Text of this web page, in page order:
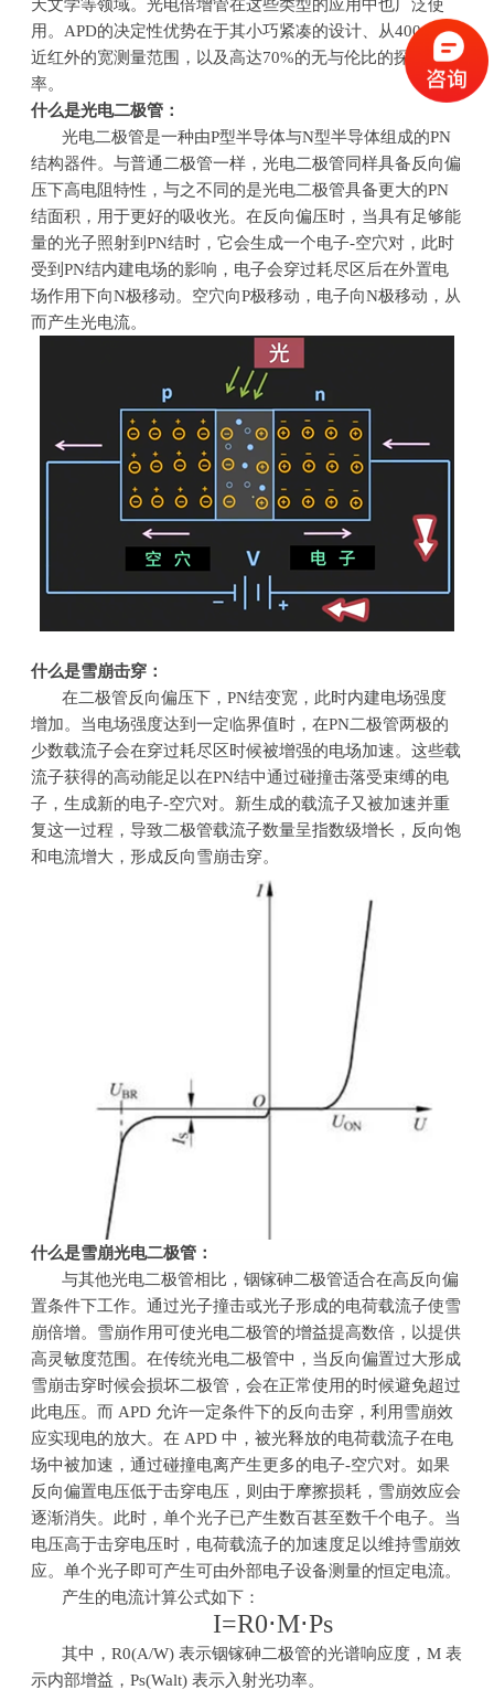
天文学等领域。光电倍增管在这些类型的应用中也广泛使
用。APD的决定性优势在于其小巧紧凑的设计、从400nm到
近红外的宽测量范围，以及高达70%的无与伦比的探测效
率。
什么是光电二极管：
光电二极管是一种由P型半导体与N型半导体组成的PN
结构器件。与普通二极管一样，光电二极管同样具备反向偏
压下高电阻特性，与之不同的是光电二极管具备更大的PN
结面积，用于更好的吸收光。在反向偏压时，当具有足够能
量的光子照射到PN结时，它会生成一个电子-空穴对，此时
受到PN结内建电场的影响，电子会穿过耗尽区后在外置电
场作用下向N极移动。空穴向P极移动，电子向N极移动，从
而产生光电流。
什么是雪崩击穿：
在二极管反向偏压下，PN结变宽，此时内建电场强度
增加。当电场强度达到一定临界值时，在PN二极管两极的
少数载流子会在穿过耗尽区时候被增强的电场加速。这些载
流子获得的高动能足以在PN结中通过碰撞击落受束缚的电
子，生成新的电子-空穴对。新生成的载流子又被加速并重
复这一过程，导致二极管载流子数量呈指数级增长，反向饱
和电流增大，形成反向雪崩击穿。
什么是雪崩光电二极管：
与其他光电二极管相比，铟镓砷二极管适合在高反向偏
置条件下工作。通过光子撞击或光子形成的电荷载流子使雪
崩倍增。雪崩作用可使光电二极管的增益提高数倍，以提供
高灵敏度范围。在传统光电二极管中，当反向偏置过大形成
雪崩击穿时候会损坏二极管，会在正常使用的时候避免超过
此电压。而 APD 允许一定条件下的反向击穿，利用雪崩效
应实现电的放大。在 APD中，被光释放的电荷载流子在电
场中被加速，通过碰撞电离产生更多的电子-空穴对。如果
反向偏置电压低于击穿电压，则由于摩擦损耗，雪崩效应会
逐渐消失。此时，单个光子已产生数百甚至数千个电子。当
电压高于击穿电压时，电荷载流子的加速度足以维持雪崩效
应。单个光子即可产生可由外部电子设备测量的恒定电流。
产生的电流计算公式如下：
I=R0⋅M⋅Ps
其中，R0(A/W)表示铟镓砷二极管的光谱响应度，M表
示内部增益，Ps(Walt)表示入射光功率。